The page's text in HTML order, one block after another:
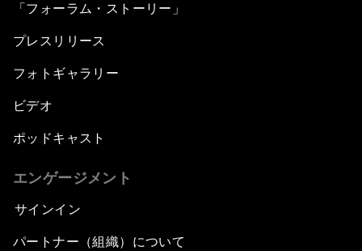
「フォーラム・ストーリー」
プレスリリース
フォトギャラリー
ビデオ
ポッドキャスト
エンゲージメント
サインイン
パートナー（組織）について